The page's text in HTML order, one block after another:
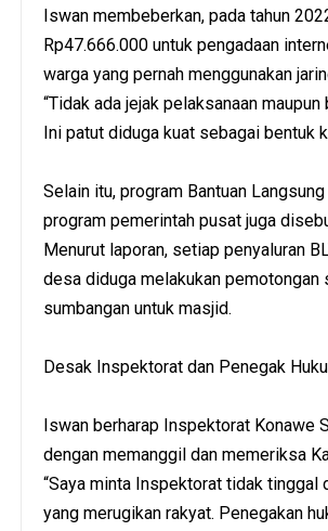
Iswan membeberkan, pada tahun
Rp47.666.000 untuk pengadaan
warga yang pernah menggunakan
“Tidak ada jejak pelaksanaan
Ini patut diduga kuat sebagai bentuk
Selain itu, program Bantuan
program pemerintah pusat juga
Menurut laporan, setiap penyaluran
desa diduga melakukan
sumbangan untuk masjid.
Desak Inspektorat dan Penegak
Iswan berharap Inspektorat Konawe
dengan memanggil dan memeriksa
“Saya minta Inspektorat tidak tinggal
yang merugikan rakyat. Penegakan